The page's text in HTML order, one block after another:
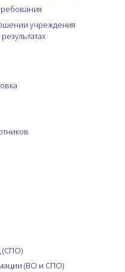
учреждения
(СПО)
(ВО и СПО)